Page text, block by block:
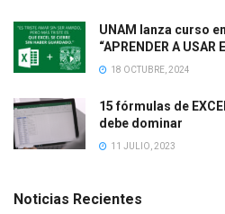
UNAM lanza curso
“APRENDER A
18 OCTUBRE, 2024
15 fórmulas de
debe dominar
11 JULIO, 2023
Noticias Recientes